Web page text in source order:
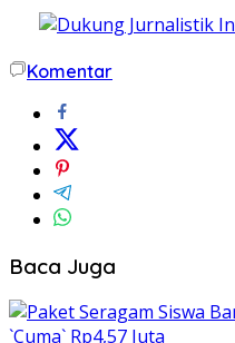
Komentar
Baca Juga